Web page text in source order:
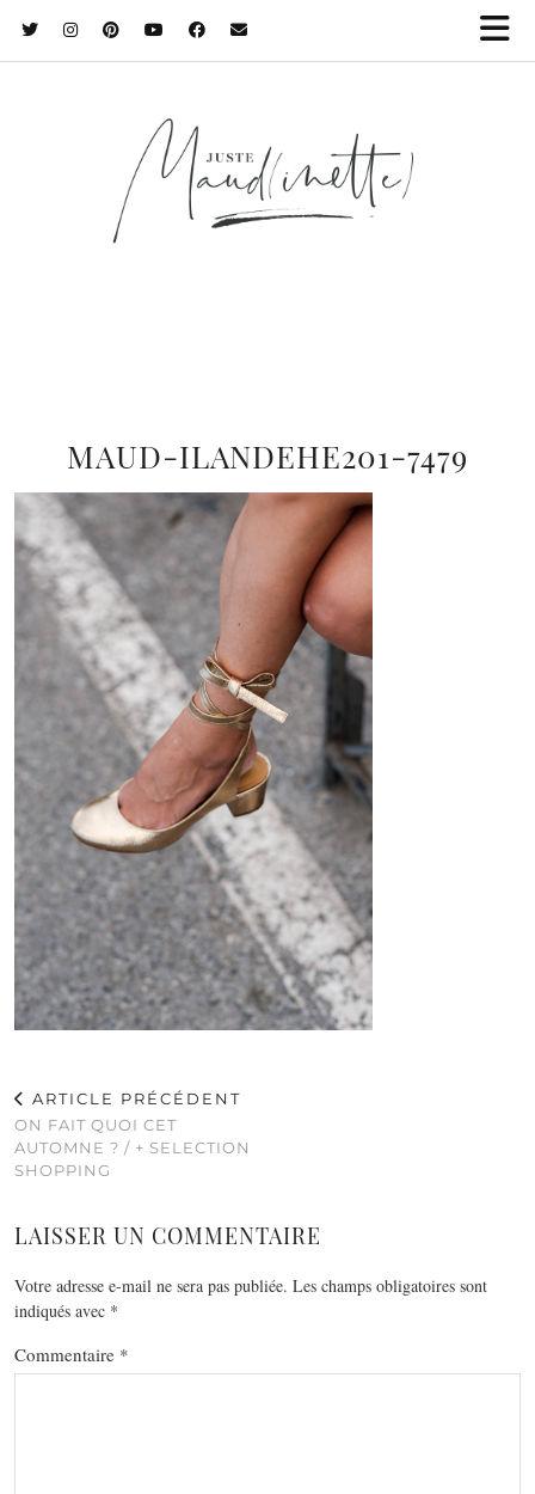
MAUD-ILANDEHE201-7479
ARTICLE PRÉCÉDENT
ON FAIT QUOI CET
AUTOMNE ? / + SELECTION
SHOPPING
LAISSER UN COMMENTAIRE
Votre adresse e-mail ne sera pas publiée. Les champs obligatoires sont
indiqués avec *
Commentaire *